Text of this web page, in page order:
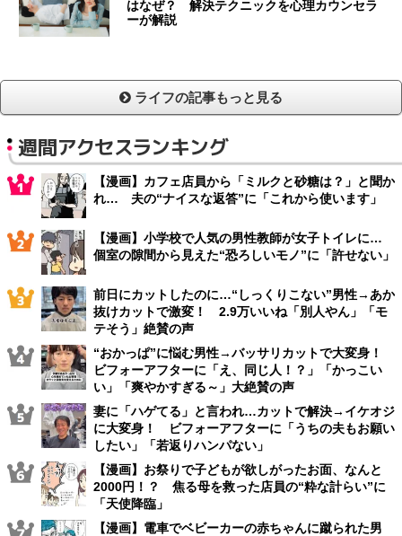
はなぜ？ 解決テクニックを心理カウンセラ
ーが解説
ライフの記事もっと見る
週間アクセスランキング
【漫画】カフェ店員から「ミルクと砂糖は？」と聞か
れ… 夫の“ナイスな返答”に「これから使います」
【漫画】小学校で人気の男性教師が女子トイレに…
個室の隙間から見えた“恐ろしいモノ”に「許せない」
前日にカットしたのに…“しっくりこない”男性→あか
抜けカットで激変！ 2.9万いいね「別人やん」「モ
テそう」絶賛の声
“おかっぱ”に悩む男性→バッサリカットで大変身！
ビフォーアフターに「え、同じ人！？」「かっこい
い」「爽やかすぎる～」大絶賛の声
妻に「ハゲてる」と言われ…カットで解決→イケオジ
に大変身！ ビフォーアフターに「うちの夫もお願い
したい」「若返りハンパない」
【漫画】お祭りで子どもが欲しがったお面、なんと
2000円！？ 焦る母を救った店員の“粋な計らい”に
「天使降臨」
【漫画】電車でベビーカーの赤ちゃんに蹴られた男